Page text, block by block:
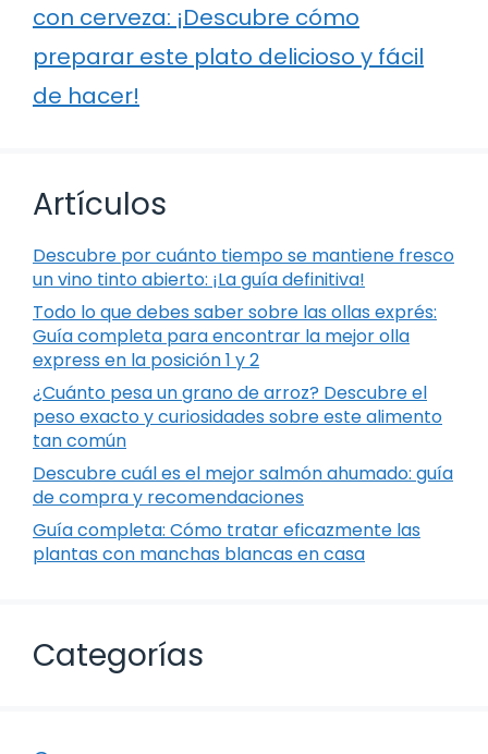
con cerveza: ¡Descubre cómo
preparar este plato delicioso y fácil
de hacer!
Artículos
Descubre por cuánto tiempo se mantiene fresco
un vino tinto abierto: ¡La guía definitiva!
Todo lo que debes saber sobre las ollas exprés:
Guía completa para encontrar la mejor olla
express en la posición 1 y 2
¿Cuánto pesa un grano de arroz? Descubre el
peso exacto y curiosidades sobre este alimento
tan común
Descubre cuál es el mejor salmón ahumado: guía
de compra y recomendaciones
Guía completa: Cómo tratar eficazmente las
plantas con manchas blancas en casa
Categorías